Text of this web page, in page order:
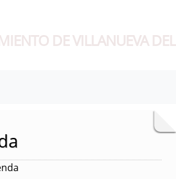
DE VILLANUEVA